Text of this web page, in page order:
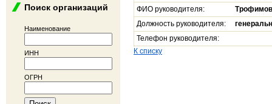
Поиск организаций
Наименование
ИНН
ОГРН
ФИО руководителя:
Должность руководителя:
Телефон руководителя:
К списку